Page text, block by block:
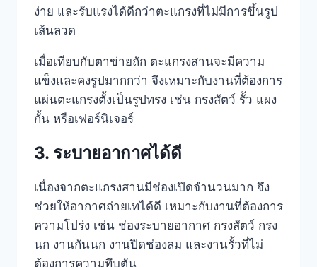
ง่าย และรับแรงได้ดีกว่าตะแกรงที่ไม่มีการขึ้นรูป
เส้นลวด
เมื่อเทียบกับตาข่ายถัก ตะแกรงสานจะมีความ
แข็งและคงรูปมากกว่า จึงเหมาะกับงานที่ต้องการ
แผ่นตะแกรงตั้งเป็นรูปทรง เช่น กรงสัตว์ รั้ว แผง
กั้น หรือเฟอร์นิเจอร์
3. ระบายอากาศได้ดี
เนื่องจากตะแกรงสานมีช่องเปิดจำนวนมาก จึง
ช่วยให้อากาศถ่ายเทได้ดี เหมาะกับงานที่ต้องการ
ความโปร่ง เช่น ช่องระบายอากาศ กรงสัตว์ กรง
นก งานกันนก งานปิดช่องลม และงานรั้วที่ไม่
ต้องการความทึบตัน